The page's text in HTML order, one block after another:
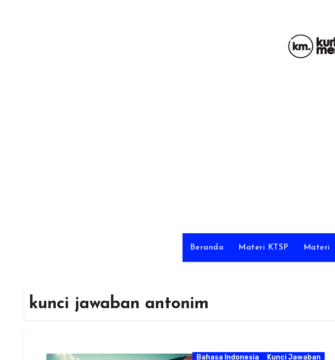
Beranda Materi KTSP Materi
kunci jawaban antonim
Bahasa Indonesia Kunci Jawaban